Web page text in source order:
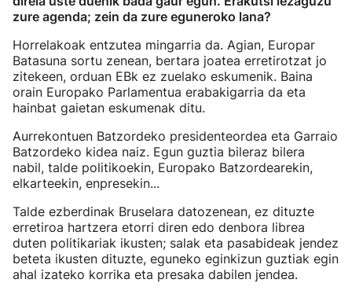
zure agenda; zein da zure eguneroko lana?
Horrelakoak entzutea mingarria da. Agian, Europar
Batasuna sortu zenean, bertara joatea erretirotzat jo
zitekeen, orduan EBk ez zuelako eskumenik. Baina
orain Europako Parlamentua erabakigarria da eta
hainbat gaietan eskumenak ditu.
Aurrekontuen Batzordeko presidenteordea eta Garraio
Batzordeko kidea naiz. Egun guztia bileraz bilera
nabil, talde politikoekin, Europako Batzordearekin,
elkarteekin, enpresekin...
Talde ezberdinak Bruselara datozenean, ez dituzte
erretiroa hartzera etorri diren edo denbora librea
duten politikariak ikusten; salak eta pasabideak jendez
beteta ikusten dituzte, eguneko eginkizun guztiak egin
ahal izateko korrika eta presaka dabilen jendea.